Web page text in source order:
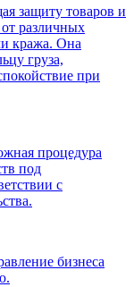
защиту товаров и
различных
кража. Она
груза,
при
процедура
под
с
бизнеса